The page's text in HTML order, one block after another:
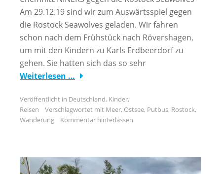
Am 29.12.19 sind wir zum Auswärtsspiel gegen
die Rostock Seawolves geladen. Wir fahren
schon nach dem Frühstück nach Rövershagen,
um mit den Kindern zu Karls Erdbeerdorf zu
gehen. Sie hatten sich das so sehr
Weiterlesen …
Veröffentlicht in Deutschland, Kinder,
Reisen
Verschlagwortet mit Meer, Ostsee, Putbus, Rostock,
Wanderung
Kommentar hinterlassen